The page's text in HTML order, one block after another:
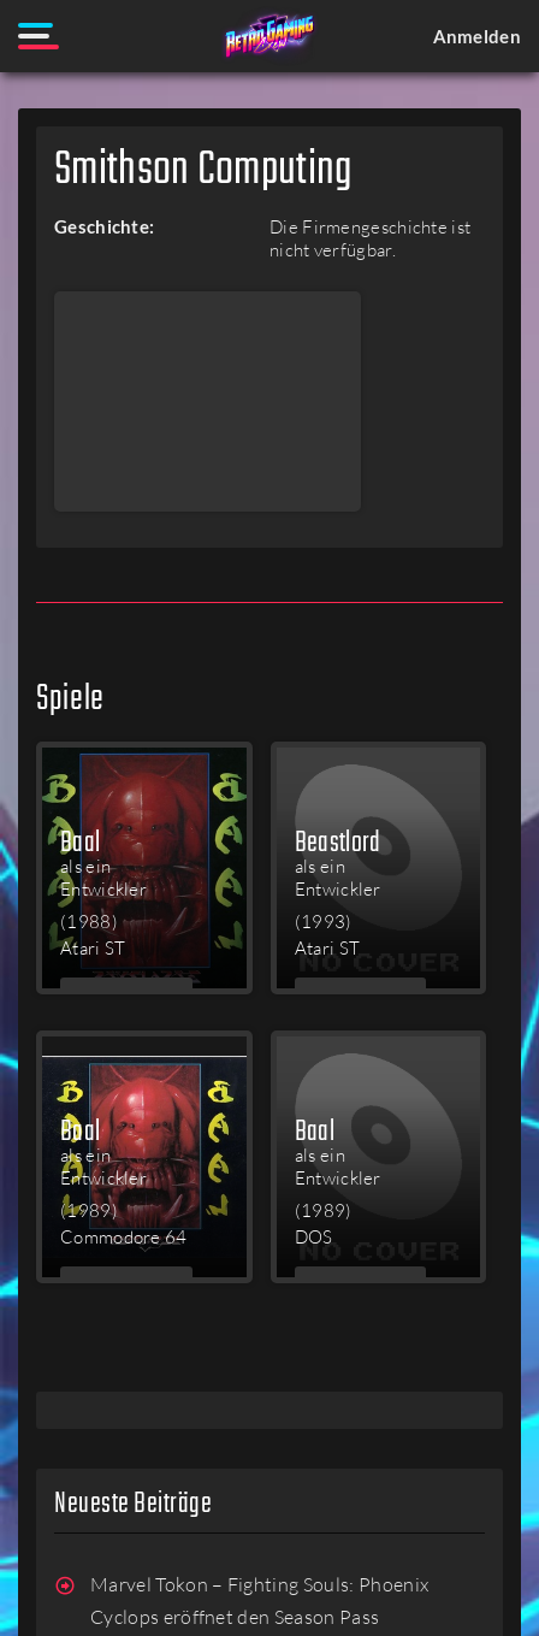
Anmelden
Smithson Computing
Geschichte:
Die Firmengeschichte ist
nicht verfügbar.
Spiele
Baal
als ein
Entwickler
(1988)
Atari ST
MEHR
Beastlord
als ein
Entwickler
(1993)
Atari ST
MEHR
Baal
als ein
Entwickler
(1989)
Commodore 64
MEHR
Baal
als ein
Entwickler
(1989)
DOS
MEHR
Neueste Beiträge
Marvel Tokon – Fighting Souls: Phoenix
Cyclops eröffnet den Season Pass